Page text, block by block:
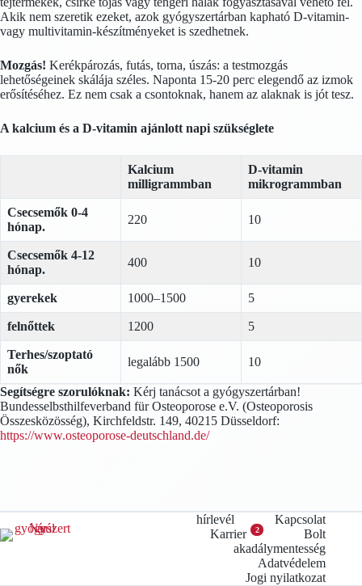
Akik nem szeretik ezeket, azok gyógyszertárban kapható D-vitamin-
vagy multivitamin-készítményeket is szedhetnek.
Mozgás! Kerékpározás, futás, torna, úszás: a testmozgás
lehetőségeinek skálája széles. Naponta 15-20 perc elegendő az izmok
erősítéséhez. Ez nem csak a csontoknak, hanem az alaknak is jót tesz.
A kalcium és a D-vitamin ajánlott napi szükséglete
Kalcium
milligrammban
D-vitamin
mikrogrammban
Csecsemők 0-4
hónap.
220 10
Csecsemők 4-12
hónap.
400 10
gyerekek 1000–1500 5
felnőttek 1200 5
Terhes/szoptató
nők
legalább 1500 10
Segítségre szorulóknak: Kérj tanácsot a gyógyszertárban!
Bundesselbsthilfeverband für Osteoporose e.V. (Osteoporosis
Összesközösség), Kirchfeldstr. 149, 40215 Düsseldorf:
https://www.osteoporose-deutschland.de/
hírlevél
Kapcsolat
Karrier
2
Bolt
akadálymentesség
Adatvédelem
Jogi nyilatkozat